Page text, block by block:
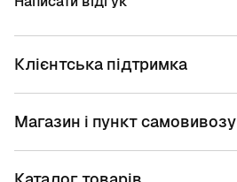
Клієнтська підтримка
Магазин і пункт самовивозу